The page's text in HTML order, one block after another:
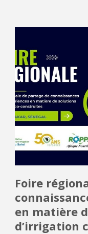
Foire
en matière
d’irrigation